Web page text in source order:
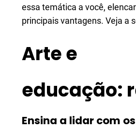
essa temática a você,
principais vantagens. Veja a
Arte e
educação:
Ensina a lidar com os